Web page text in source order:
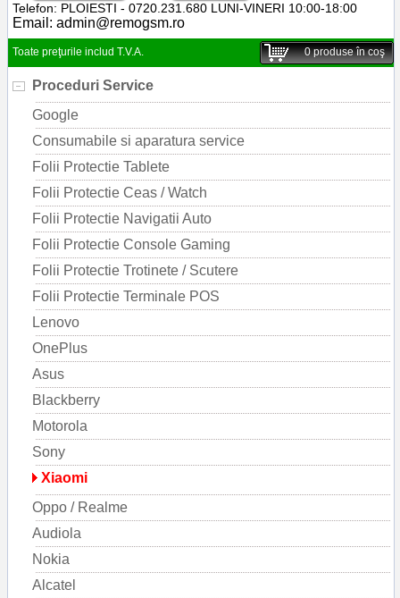
Telefon: PLOIESTI - 0720.231.680 LUNI-VINERI 10:00-18:00
Email: admin@remogsm.ro
Toate preţurile includ T.V.A. 0produse în coş
Proceduri Service
Google
Consumabile si aparatura service
Folii Protectie Tablete
Folii Protectie Ceas / Watch
Folii Protectie Navigatii Auto
Folii Protectie Console Gaming
Folii Protectie Trotinete / Scutere
Folii Protectie Terminale POS
Lenovo
OnePlus
Asus
Blackberry
Motorola
Sony
Xiaomi
Oppo / Realme
Audiola
Nokia
Alcatel